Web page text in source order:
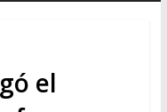
el